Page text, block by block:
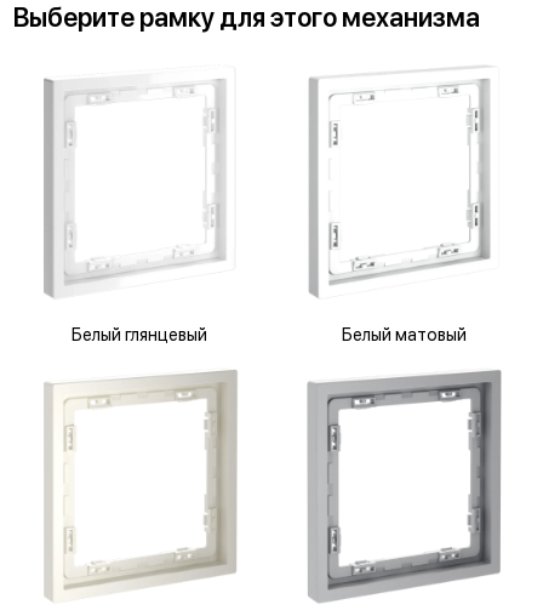
Выберитерамку дляэтого механизма
Белый глянцевый Белый матовый